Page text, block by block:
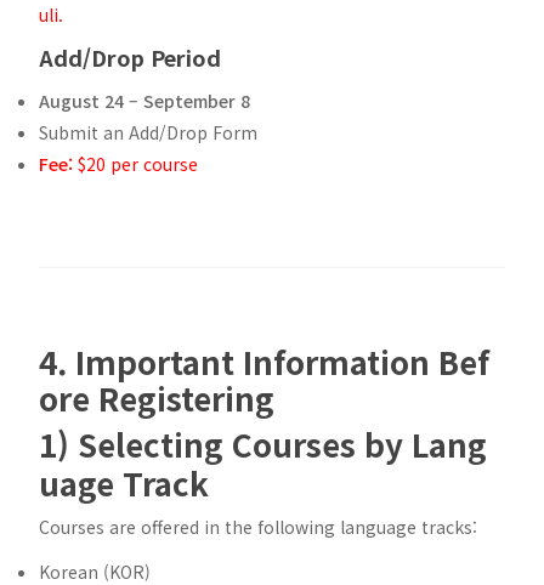
uli.
Add/Drop Period
August 24 – September 8
Submit an Add/Drop Form
Fee:$20 per course
4. Important Information Bef
ore Registering
1) Selecting Courses by Lang
uage Track
Courses are offered in the following language tracks:
Korean (KOR)